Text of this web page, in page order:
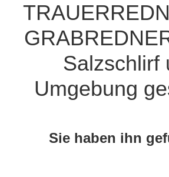
Salzschlirf
Umgebung
Sie haben ihn